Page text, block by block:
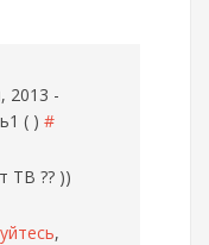
2013 -
( ) #
ТВ ?? ))
,